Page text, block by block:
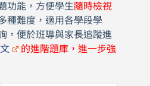
功能，方便學生隨時檢視
種難度，適用各學段學
，便於班導與家長追蹤進
的進階題庫，進一步強